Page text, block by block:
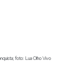
foto: Lua Olho Vivo